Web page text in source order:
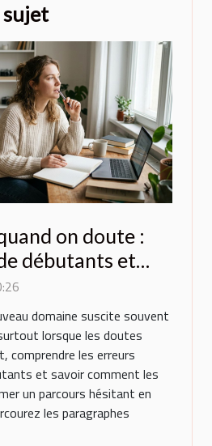
sujet
on doute :
débutants et
les éviter
domaine suscite souvent
lorsque les doutes
comprendre les erreurs
et savoir comment les
un parcours hésitant en
les paragraphes